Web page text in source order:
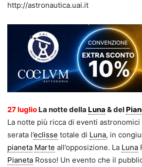
http://astronautica.uai.it
27 luglio La notte della Luna & del
La notte più ricca di eventi astronomici
serata l’eclisse totale di Luna, in
pianeta Marte all’opposizione. La Luna
Pianeta Rosso! Un evento che il